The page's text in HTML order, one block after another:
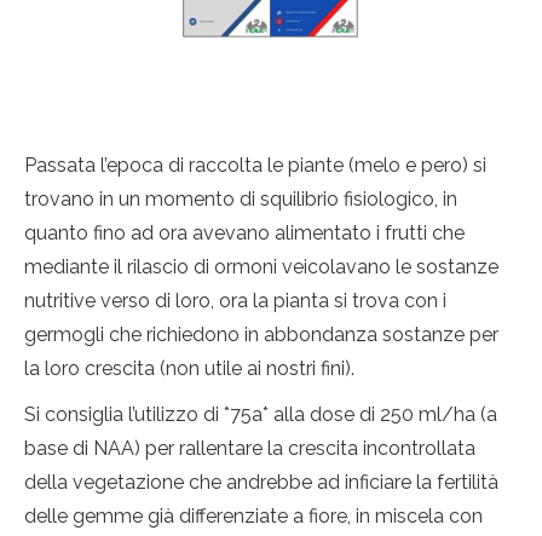
Passata l’epoca di raccolta le piante (melo e pero) si
trovano in un momento di squilibrio fisiologico, in
quanto fino ad ora avevano alimentato i frutti che
mediante il rilascio di ormoni veicolavano le sostanze
nutritive verso di loro, ora la pianta si trova con i
germogli che richiedono in abbondanza sostanze per
la loro crescita (non utile ai nostri fini).
Si consiglia l’utilizzo di *75a* alla dose di 250 ml/ha (a
base di NAA) per rallentare la crescita incontrollata
della vegetazione che andrebbe ad inficiare la fertilità
delle gemme già differenziate a fiore, in miscela con